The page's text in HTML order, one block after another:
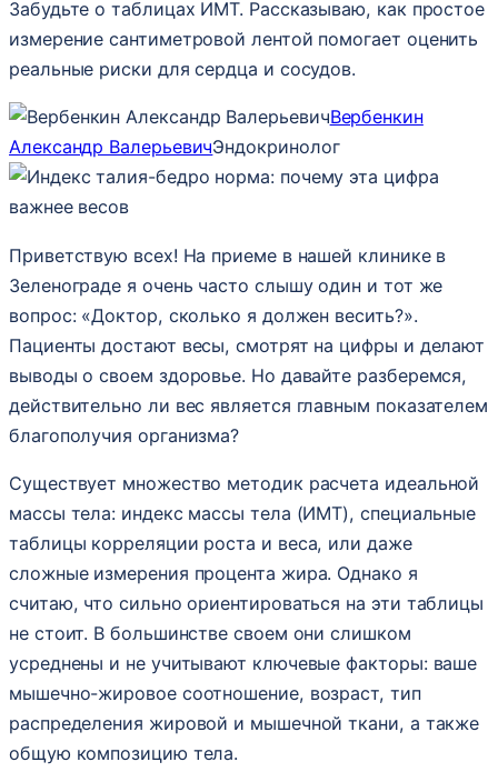
Забудьте о таблицах ИМТ. Рассказываю, как простое
измерение сантиметровой лентой помогает оценить
реальные риски для сердца и сосудов.
Вербенкин
Александр ВалерьевичЭндокринолог
Приветствую всех! На приеме в нашей клинике в
Зеленограде я очень часто слышу один и тот же
вопрос: «Доктор, сколько я должен весить?».
Пациенты достают весы, смотрят на цифры и делают
выводы о своем здоровье. Но давайте разберемся,
действительно ли вес является главным показателем
благополучия организма?
Существует множество методик расчета идеальной
массы тела: индекс массы тела (ИМТ), специальные
таблицы корреляции роста и веса, или даже
сложные измерения процента жира. Однако я
считаю, что сильно ориентироваться на эти таблицы
не стоит. В большинстве своем они слишком
усреднены и не учитывают ключевые факторы: ваше
мышечно-жировое соотношение, возраст, тип
распределения жировой и мышечной ткани, а также
общую композицию тела.